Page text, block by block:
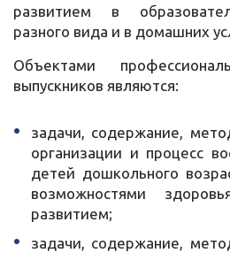
развитием в
разного вида и в домашних
Объектами
выпускников являются:
задачи, содержание,
организации и процесс
детей дошкольного
возможностями
развитием;
задачи, содержание,